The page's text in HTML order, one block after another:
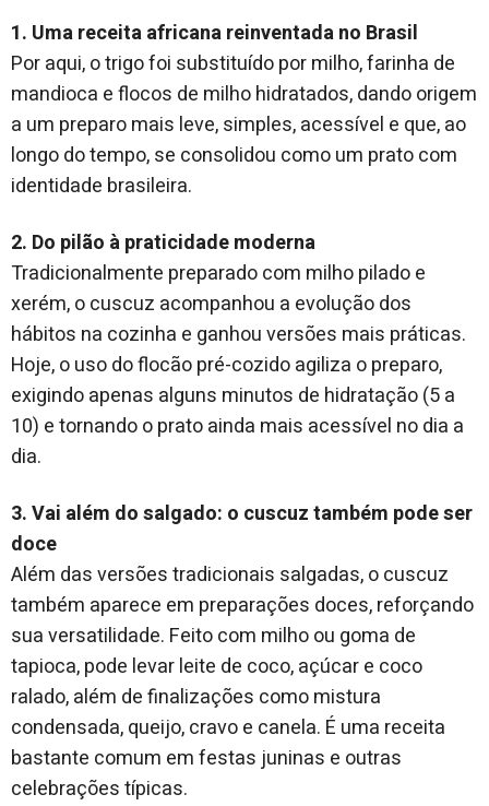
1. Uma receita africana reinventada no Brasil
Por aqui, o trigo foi substituído por milho, farinha de
mandioca e flocos de milho hidratados, dando origem
a um preparo mais leve, simples, acessível e que, ao
longo do tempo, se consolidou como um prato com
identidade brasileira.
2. Do pilão à praticidade moderna
Tradicionalmente preparado com milho pilado e
xerém, o cuscuz acompanhou a evolução dos
hábitos na cozinha e ganhou versões mais práticas.
Hoje, o uso do flocão pré-cozido agiliza o preparo,
exigindo apenas alguns minutos de hidratação (5 a
10) e tornando o prato ainda mais acessível no dia a
dia.
3. Vai além do salgado: o cuscuz também pode ser
doce
Além das versões tradicionais salgadas, o cuscuz
também aparece em preparações doces, reforçando
sua versatilidade. Feito com milho ou goma de
tapioca, pode levar leite de coco, açúcar e coco
ralado, além de finalizações como mistura
condensada, queijo, cravo e canela. É uma receita
bastante comum em festas juninas e outras
celebrações típicas.